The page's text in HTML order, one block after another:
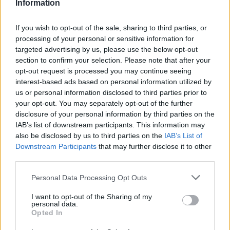
Information
If you wish to opt-out of the sale, sharing to third parties, or
processing of your personal or sensitive information for
targeted advertising by us, please use the below opt-out
section to confirm your selection. Please note that after your
opt-out request is processed you may continue seeing
interest-based ads based on personal information utilized by
us or personal information disclosed to third parties prior to
your opt-out. You may separately opt-out of the further
disclosure of your personal information by third parties on the
IAB’s list of downstream participants. This information may
also be disclosed by us to third parties on the IAB’s List of
Downstream Participants that may further disclose it to other
Personal Data Processing Opt Outs
I want to opt-out of the Sharing of my
personal data.
Opted In
Σχετικά με το μηχανισμό δράσης του voretigene
neparvovec
Το voretigene neparvovec είναι η πρώτη
εγκεκριμένη από την ΕΕ θεραπεία για αυτή τη
νόσο και έχει σχεδιαστεί να παρέχει ένα
λειτουργικό αντίγραφο του γονιδίου RPE65 που
θα αντικαθιστά το μεταλλαγμένο γονίδιο
RPE653.
Σχετικά με την παραχώρηση άδειας και την
Τον Ιανουάριο του 2018, η Spark Therapeutics
σύναψε συμφωνία παραχώρησης άδειας και
προμήθειας με τη Novartis η οποία καλύπτει τα